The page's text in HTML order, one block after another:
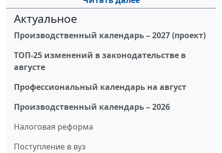
Актуальное
Производственный календарь – 2027 (проект)
ТОП-25 изменений в законодательстве в
августе
Профессиональный календарь на август
Производственный календарь – 2026
Налоговая реформа
Поступление в вуз